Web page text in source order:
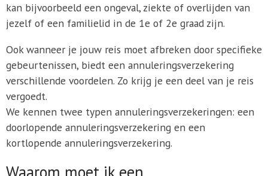
kan bijvoorbeeld een ongeval, ziekte of overlijden van
jezelf of een familielid in de 1e of 2e graad zijn.
Ook wanneer je jouw reis moet afbreken door specifieke
gebeurtenissen, biedt een annuleringsverzekering
verschillende voordelen. Zo krijg je een deel van je reis
vergoedt.
We kennen twee typen annuleringsverzekeringen: een
doorlopende annuleringsverzekering en een
kortlopende annuleringsverzekering.
Waarom moet ik een